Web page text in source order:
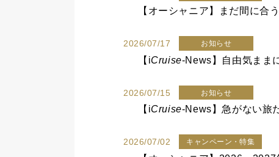
【オーシャニア】まだ間に合
2026/07/17 お知らせ
【 iCruise-News】自由気まま
2026/07/15 お知らせ
【 iCruise-News】急がない旅
2026/07/02 キャンペーン・特集